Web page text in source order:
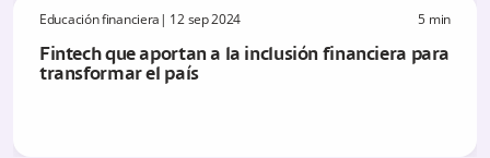
Educación financiera | 12 sep 2024 5 min
Fintech que aportan a la inclusión financiera para
transformar el país